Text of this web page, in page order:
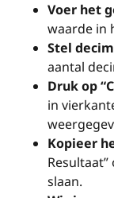
Voer het
waarde in
Stel
aantal
Druk op
in
Kopieer
slaan.